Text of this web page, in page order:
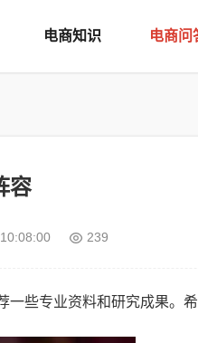
电商知识 电商问
容
239
些专业资料和研究成果。希